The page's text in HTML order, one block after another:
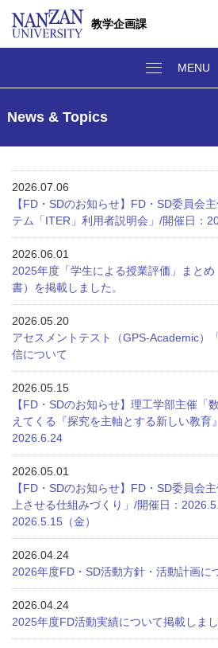
教学企画課
News & Topics
2026.07.06
【FD・SDのお知らせ】FD・SD委員会
テム「ITER」利用者説明会」/開催日：
2026.06.01
2025年度「学生による授業評価」まと
書）を掲載しました。
2026.05.20
アセスメントテスト（GPS-Academic）
信について
2026.05.15
【FD・SDのお知らせ】理工学部主催「
えてくる『探究を主軸とする新しい教育
2026.6.24
2026.05.01
【FD・SDのお知らせ】FD・SD委員会
上させる仕組みづくり」/開催日：
2026.5.15（金）
2026.04.24
2026年度FD・SD活動方針・活動計画に
2026.04.24
2025年度FD活動実績について掲載しまし